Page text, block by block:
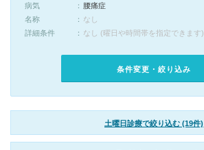
病気
腰痛症
名称
なし
詳細条件
なし (曜日や時間帯を指定できます)
条件変更・絞り込み
土曜日診療で絞り込む (19件)